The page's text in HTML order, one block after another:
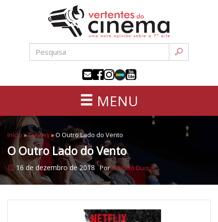
conteúdo
sétima
MENU
Início »Críticas »O Outro Lado do Vento
O Outro Lado do Vento
16 de dezembro de 2018 PorFabricio Duque